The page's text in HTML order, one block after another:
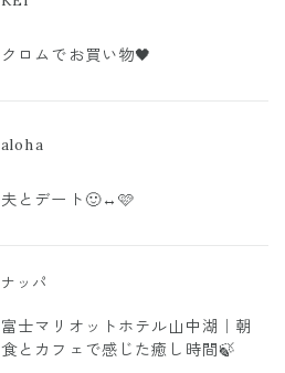
クロムでお買い物🖤
aloha
夫とデート🙂‍↔️🩷
ナッパ
富士マリオットホテル山中湖｜朝
食とカフェで感じた癒し時間🍃